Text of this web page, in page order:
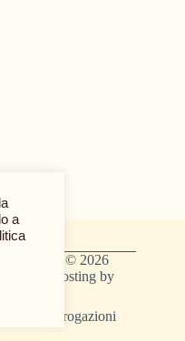
Copyright © 2026
- Hosting by
delle erogazioni
a